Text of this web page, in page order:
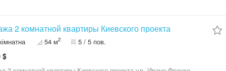
2 комнатной квартиры Киевского проекта
54 м2 5 / 5 пов.
$